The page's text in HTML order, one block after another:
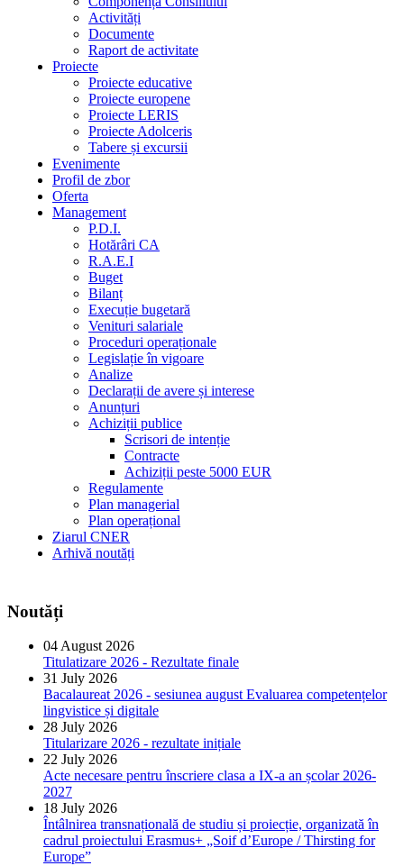
Activități
Documente
Raport de activitate
Proiecte
Proiecte educative
Proiecte europene
Proiecte LERIS
Proiecte Adolceris
Tabere și excursii
Evenimente
Profil de zbor
Oferta
Management
P.D.I.
Hotărâri CA
R.A.E.I
Buget
Bilanț
Execuție bugetară
Venituri salariale
Proceduri operaționale
Legislație în vigoare
Analize
Declarații de avere și interese
Anunțuri
Achiziții publice
Scrisori de intenție
Contracte
Achiziții peste 5000 EUR
Regulamente
Plan managerial
Plan operațional
Ziarul CNER
Arhivă noutăți
Noutăți
04 August 2026
Titulatizare 2026 - Rezultate finale
31 July 2026
Bacalaureat 2026 - sesiunea august Evaluarea competențelor
lingvistice și digitale
28 July 2026
Titularizare 2026 - rezultate inițiale
22 July 2026
Acte necesare pentru înscriere clasa a IX-a an școlar 2026-
2027
18 July 2026
Întâlnirea transnațională de studiu și proiecție, organizată în
cadrul proiectului Erasmus+ „Soif d’Europe / Thirsting for
Europe”